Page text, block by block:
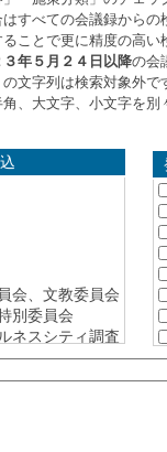
すべての会議録からの
ことで更に精度の高い
３年５月２４日以降の会
文字列は検索対象外で
、大文字、小文字を
会、文教委員会
別委員会
ネスシティ調査